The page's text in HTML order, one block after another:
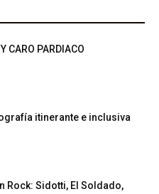
CARO PARDIACO
itinerante e inclusiva
Rock: Sidotti, El Soldado,